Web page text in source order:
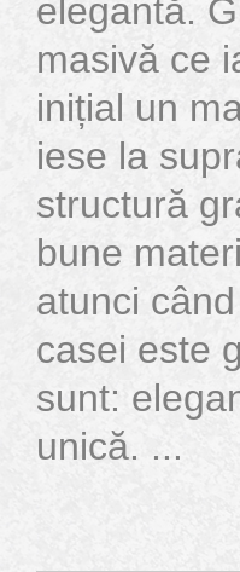
elegantă.
masivă ce
inițial un
iese la
structură
bune
atunci
casei este
sunt:
unică. ...